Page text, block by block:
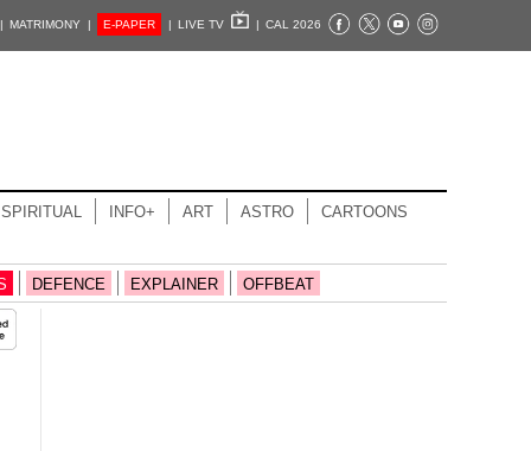
MATRIMONY | E-PAPER | LIVE TV | CAL 2026
SPIRITUAL INFO+ ART ASTRO CARTOONS
DEFENCE EXPLAINER OFFBEAT